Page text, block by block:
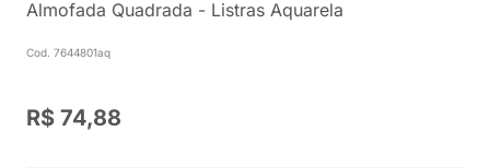
Almofada Quadrada - Listras Aquarela
Cod. 7644801aq
R$ 74,88